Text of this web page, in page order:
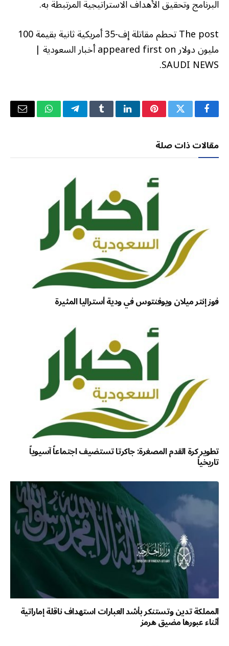
البرنامج وتحقيق الأهداف الاستراتيجية المرتبطة به.
The post تحطم مقاتلة إف-35 أمريكية ثانية بقيمة 100
مليون دولار appeared first on أخبار السعودية |
SAUDI NEWS.
فيسبوكتويتر بينتيريستلينكدإنTumblrتيلقرامواتسابالبريد
مقالات ذات صلة
فوز إنتر ميلان ويوفنتوس في ودية أستراليا المثيرة
تطوير كرة القدم المصغرة: جاكرتا تستضيف اجتماعاً آسيوياً
تاريخياً
المملكة تدين وتستنكر بأشد العبارات استهداف ناقلة إماراتية
أثناء عبورها مضيق هرمز